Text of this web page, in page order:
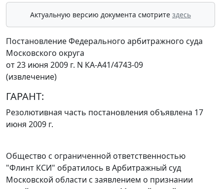
Актуальную версию документа смотрите здесь
Постановление Федерального арбитражного суда
Московского округа
от 23 июня 2009 г. N КА-А41/4743-09
(извлечение)
ГАРАНТ:
Резолютивная часть постановления объявлена 17
июня 2009 г.
Общество с ограниченной ответственностью
"Флинт КСИ" обратилось в Арбитражный суд
Московской области с заявлением о признании